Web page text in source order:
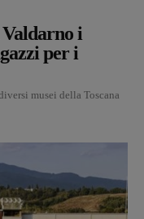
Valdarno i
per i
musei della Toscana